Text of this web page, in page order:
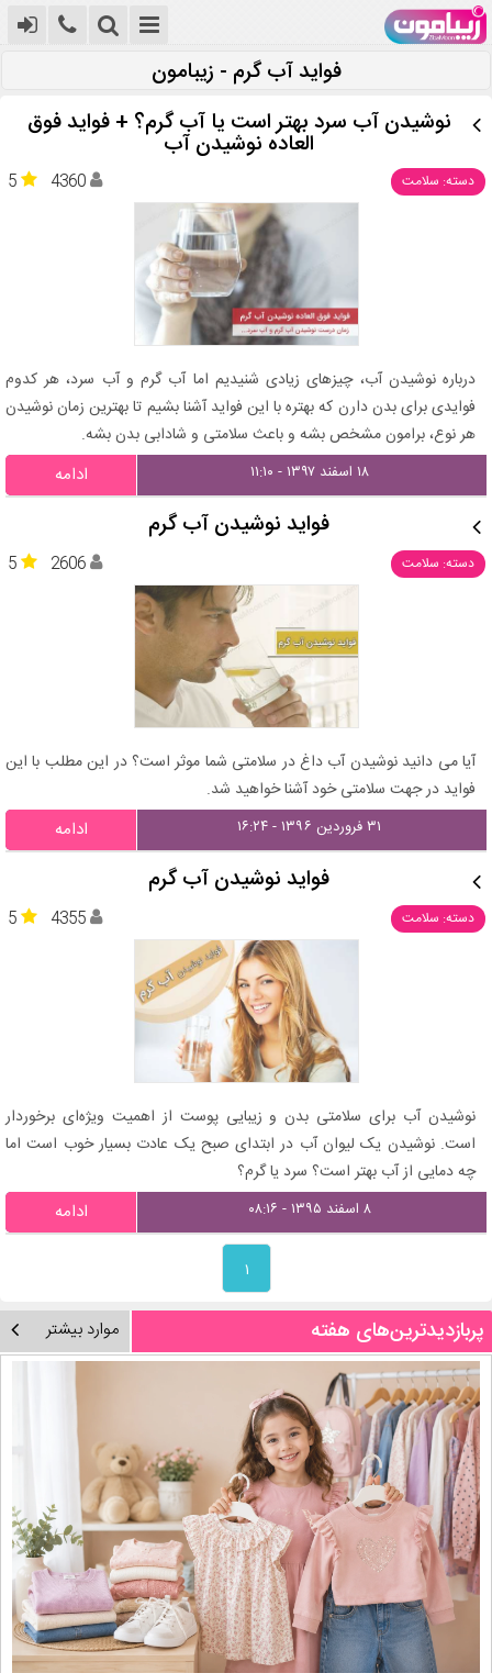
فواید آب گرم - زیبامون
نوشیدن آب سرد بهتر است یا آب گرم؟ + فواید فوق
العاده نوشیدن آب
دسته: سلامت 5 4360
درباره نوشیدن آب، چیزهای زیادی شنیدیم اما آب گرم و آب سرد، هر کدوم
فوایدی برای بدن دارن که بهتره با این فواید آشنا بشیم تا بهترین زمان نوشیدن
هر نوع، برامون مشخص بشه و باعث سلامتی و شادابی بدن بشه.
۱۸ اسفند ۱۳۹۷ - ۱۱:۱۰ ادامه
فواید نوشیدن آب گرم
دسته: سلامت 5 2606
آیا می دانید نوشیدن آب داغ در سلامتی شما موثر است؟ در این مطلب با این
فواید در جهت سلامتی خود آشنا خواهید شد.
۳۱ فروردین ۱۳۹۶ - ۱۶:۲۴ ادامه
فواید نوشیدن آب گرم
دسته: سلامت 5 4355
نوشیدن آب برای سلامتی بدن و زیبایی پوست از اهمیت ویژه‌ای برخوردار
است. نوشیدن یک لیوان آب در ابتدای صبح یک عادت بسیار خوب است اما
چه دمایی از آب بهتر است؟ سرد یا گرم؟
۸ اسفند ۱۳۹۵ - ۰۸:۱۶ ادامه
۱
پربازدیدترین‌های هفته موارد بیشتر